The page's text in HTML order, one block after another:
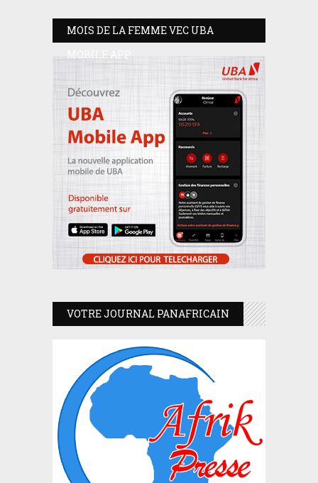
MOIS DE LA FEMME VEC UBA
MOBILE APP
VOTRE JOURNAL PANAFRICAIN